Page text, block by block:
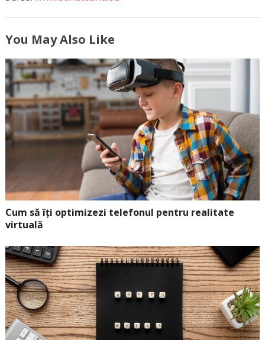
You May Also Like
Cum să îți optimizezi telefonul pentru realitate
virtuală